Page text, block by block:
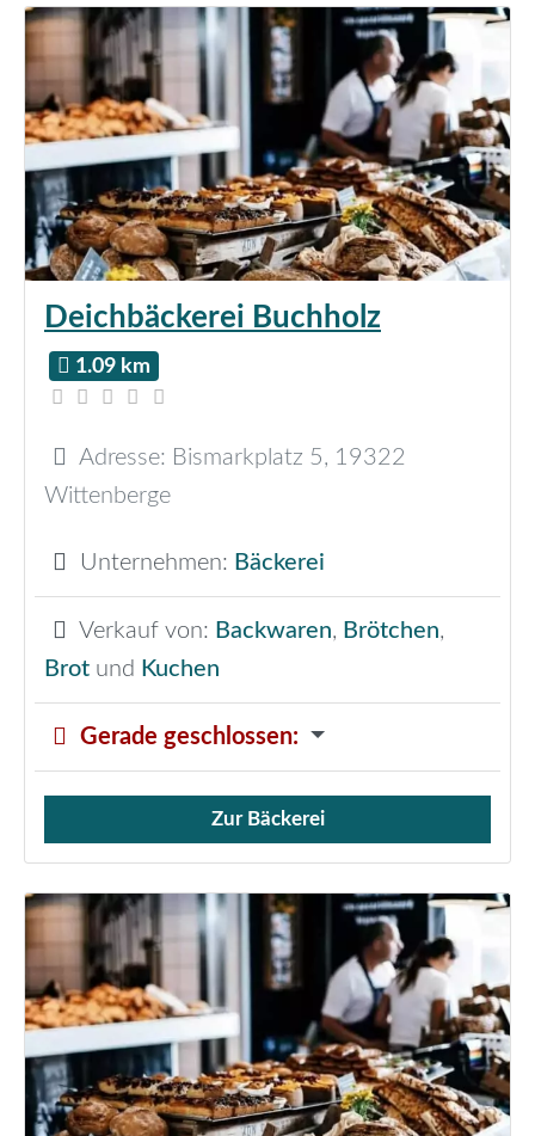
Deichbäckerei Buchholz
1.09 km
Adresse: Bismarkplatz 5, 19322
Wittenberge
Unternehmen: Bäckerei
Verkauf von: Backwaren, Brötchen,
Brot und Kuchen
Gerade geschlossen:
Verkauf von Brötchen,
Zur Bäckerei